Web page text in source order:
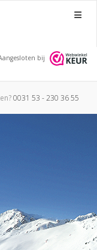
Menu
bij
0031 53 - 230 36 55